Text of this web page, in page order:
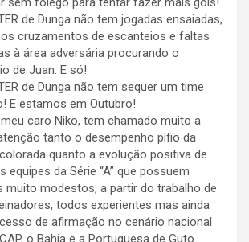
de Dunga não tem jogadas ensaiadas,
cruzamentos de escanteios e faltas
à área adversária procurando o
de Juan. E só!
de Dunga não tem sequer um time
E estamos em Outubro!
caro Niko, tem chamado muito a
tanto o desempenho pífio da
quanto a evolução positiva de
equipes da Série “A” que possuem
muito modestos, a partir do trabalho de
todos experientes mas ainda
de afirmação no cenário nacional
o Bahia e a Portuguesa de Guto